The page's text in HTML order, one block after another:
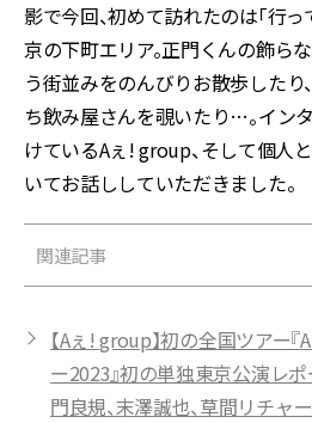
影で今回、初めて訪れたのは「行
京の下町エリア。正門くんの飾ら
う街並みをのんびりお散歩したり
ち飲み屋さんを覗いたり…。イン
けているAぇ! group、そして個人
いてお話ししていただきました。
関連記事
【Aぇ! group】初の全国ツアー
ー2023』初の単独東京公演レポ
門良規、末澤誠也、草間リチャ